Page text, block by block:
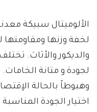
الألوميتال سبيكة
لخفة وزنها ومقاومتها
والديكور والأثاث.
لجودة و متانة
وهبوطاً بالحالة
اختيار الجودة